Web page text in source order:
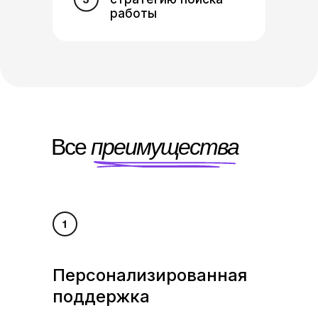
работы
Всепреимущества
Персонализированная
поддержка